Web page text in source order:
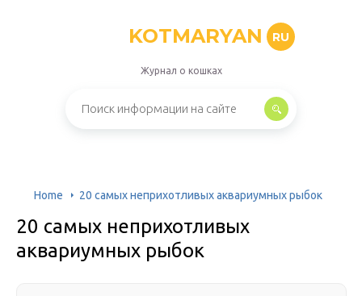
KOTMARYAN RU
Журнал о кошках
Home 20 самых неприхотливых аквариумных рыбок
20 самых неприхотливых
аквариумных рыбок